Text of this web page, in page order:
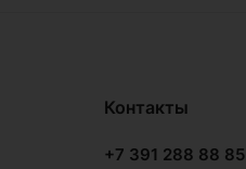
Контакты
+7 391 288 88 85